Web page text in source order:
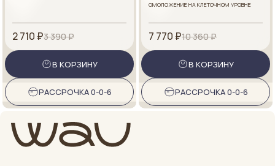
2 710 ₽3 390 ₽
В КОРЗИНУ
РАССРОЧКА 0-0-6
ОМОЛОЖЕНИЕ НА КЛЕТОЧНОМ УРОВНЕ
7 770 ₽10 360 ₽
В КОРЗИНУ
РАССРОЧКА 0-0-6